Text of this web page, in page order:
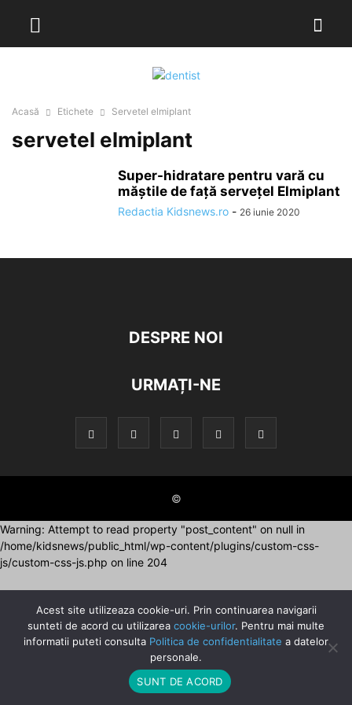
Acasă Etichete Servetel elmiplant
servetel elmiplant
Super-hidratare pentru vară cu
măștile de față servețel Elmiplant
Redactia Kidsnews.ro - 26 iunie 2020
DESPRE NOI
URMAȚI-NE
©
Warning: Attempt to read property "post_content" on null in
/home/kidsnews/public_html/wp-content/plugins/custom-css-
js/custom-css-js.php on line 204
Acest site utilizeaza cookie-uri. Prin continuarea navigarii
sunteti de acord cu utilizarea cookie-urilor. Pentru mai multe
informatii puteti consulta Politica de confidentialitate a datelor
personale.
SUNT DE ACORD